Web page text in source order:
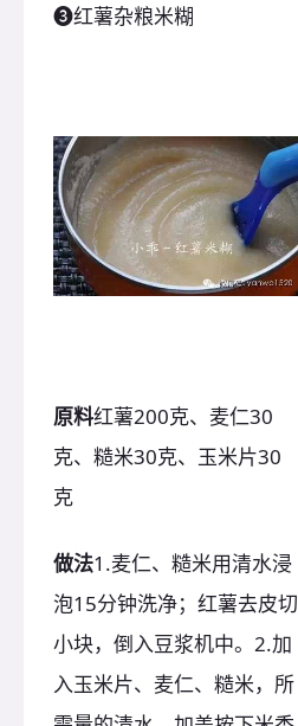
❸红薯杂粮米糊
原料红薯200克、麦仁30
克、糙米30克、玉米片30
克
做法1.麦仁、糙米用清水浸
泡15分钟洗净；红薯去皮切
小块，倒入豆浆机中。2.加
入玉米片、麦仁、糙米，所